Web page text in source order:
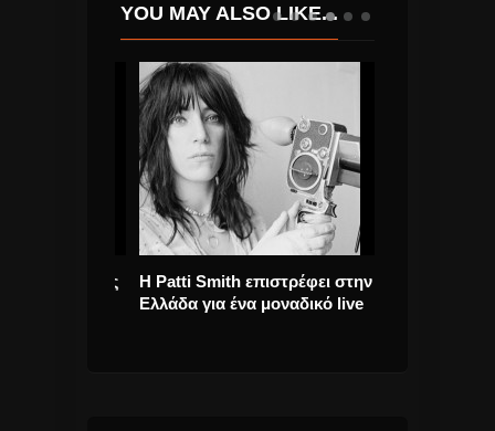
YOU MAY ALSO LIKE...
Η Patti Smith επιστρέφει στην
Ελλάδα για ένα μοναδικό live